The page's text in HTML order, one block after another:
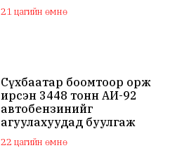
21 цагийн өмнө
Сүхбаатар боомтоор орж
ирсэн 3448 тонн АИ-92
автобензинийг
агуулахуудад буулгаж
байна
22 цагийн өмнө